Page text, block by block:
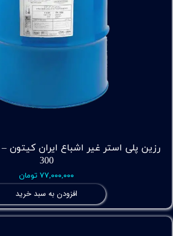
300
۷۷,۰۰۰,۰۰۰ تومان
افزودن به سبد خرید